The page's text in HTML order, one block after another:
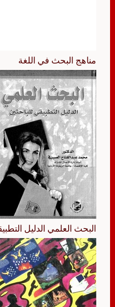
مناهج البحث في اللغة
البحث العلمي الدليل